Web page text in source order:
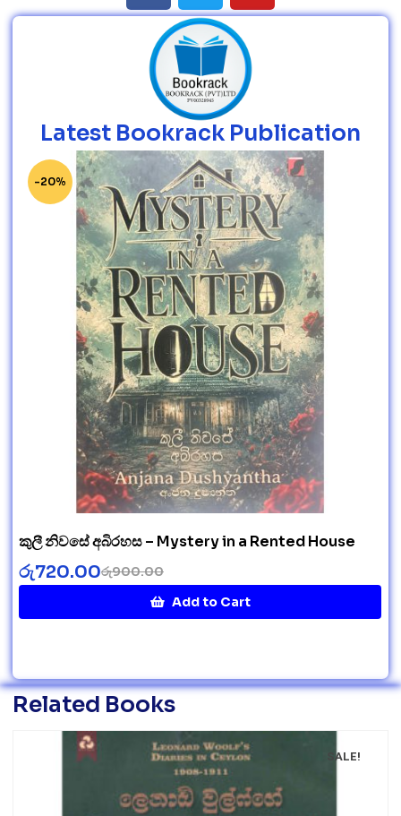
Latest Bookrack Publication
-20%
කුලී නිවසේ අබිරහස – Mystery in a Rented House
රු900.00
රු720.00
Add to Cart
Related Books
SALE!